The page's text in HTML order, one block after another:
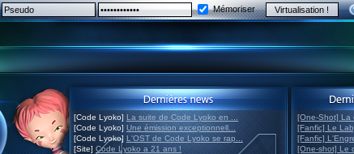
Mémoriser
[Code Lyoko] La suite de Code Lyoko en ...
[Code Lyoko] Une émission exceptionnell...
[Code Lyoko] L'OST de Code Lyoko se rap...
[Site] Code Lyoko a 21 ans !
[One-Shot] La
[Fanfic] Le
[Fanfic]
[One-shot] Le